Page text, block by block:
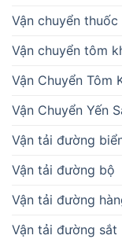
Vận chuyển
Vận chuyển tôm
Vận Chuyển Tôm
Vận Chuyển Yến
Vận tải đường
Vận tải đường bộ
Vận tải đường
Vận tải đường sắt